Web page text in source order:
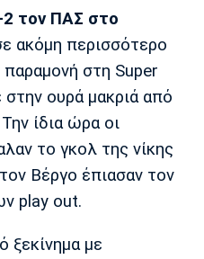
Πανσερραϊκός
Ατλέτικο
2 τον ΠΑΣ στο
ακόμη περισσότερο
παραμονή στη Super
ουρά μακριά από
ίδια ώρα οι
το γκολ της νίκης
Βέργο έπιασαν τον
play out.
ξεκίνημα με